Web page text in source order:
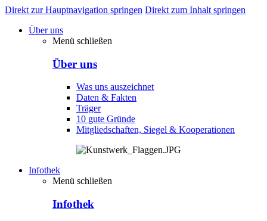
Direkt zur Hauptnavigation springen Direkt zum Inhalt springen
Über uns
Menü schließen
Über uns
Was uns auszeichnet
Daten & Fakten
Träger
10 gute Gründe
Mitgliedschaften, Siegel & Kooperationen
Infothek
Menü schließen
Infothek